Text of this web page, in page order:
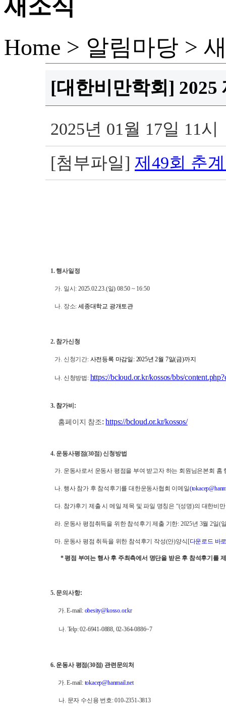
새소식
Home > 알림마당 >
[대한비만학회] 2025
2025년 01월 17일 11시
[첨부파일] 제49회 춘
1.행사일정
가. 일시 :2025.02.23.(일) 08:50 ~ 16:50
나. 장소:세종대학교 광개토관
2.참가신청
가. 신청기간: 사전등록 마감일: 2025년 2월 7일(금)까지
나. 신청방법 : https://bcloud.or.kr/kossos/bbs/
3.참가비 :
홈페이지 참조:https://bcloud.or.kr/kossos/
4. 운동사평점(30점)신청방법
가. 운동사로서 운동사 평점을 부여 받고자 하는 회원님은본회 홈
나. 행사 참가 후 참석후기를 대한운동사협회 이메일(
다. 참가후기 제출 시 메일 제목 및 파일 명칭은 “(성명)의 대한비
라. 운동사 평점취득을 위한 참석후기 제출 기한: 2025년 3월 2일(
마. 운동사 평점 취득을 위한 참석후기 작성(안)양식 [다운로드 바
*평점 부여는 행사 후 주최측에서 명단을 받은 후 참석후기를
5. 문의사항:
가.E-mail: obesity@kosso.or.kr
나. Telp:02-6941-0888, 02-364-0886~7
6. 운동사 평점(30점)관련문의처
가.E-mail: tokacep@hanmail.net
나. 문자 수신용 번호: 010-2351-3813